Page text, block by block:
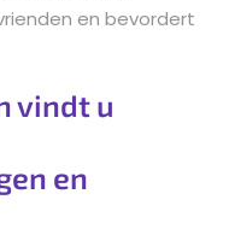
en bevordert
vindt u
en